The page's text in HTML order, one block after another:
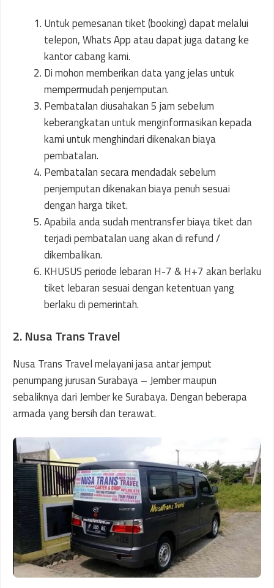
Untuk pemesanan tiket (booking) dapat melalui
telepon, Whats App atau dapat juga datang ke
kantor cabang kami.
Di mohon memberikan data yang jelas untuk
mempermudah penjemputan.
Pembatalan diusahakan 5 jam sebelum
keberangkatan untuk menginformasikan kepada
kami untuk menghindari dikenakan biaya
pembatalan.
Pembatalan secara mendadak sebelum
penjemputan dikenakan biaya penuh sesuai
dengan harga tiket.
Apabila anda sudah mentransfer biaya tiket dan
terjadi pembatalan uang akan di refund /
dikembalikan.
KHUSUS periode lebaran H-7 & H+7 akan berlaku
tiket lebaran sesuai dengan ketentuan yang
berlaku di pemerintah.
2. Nusa Trans Travel
Nusa Trans Travel melayani jasa antar jemput
penumpang jurusan Surabaya – Jember maupun
sebaliknya dari Jember ke Surabaya. Dengan beberapa
armada yang bersih dan terawat.